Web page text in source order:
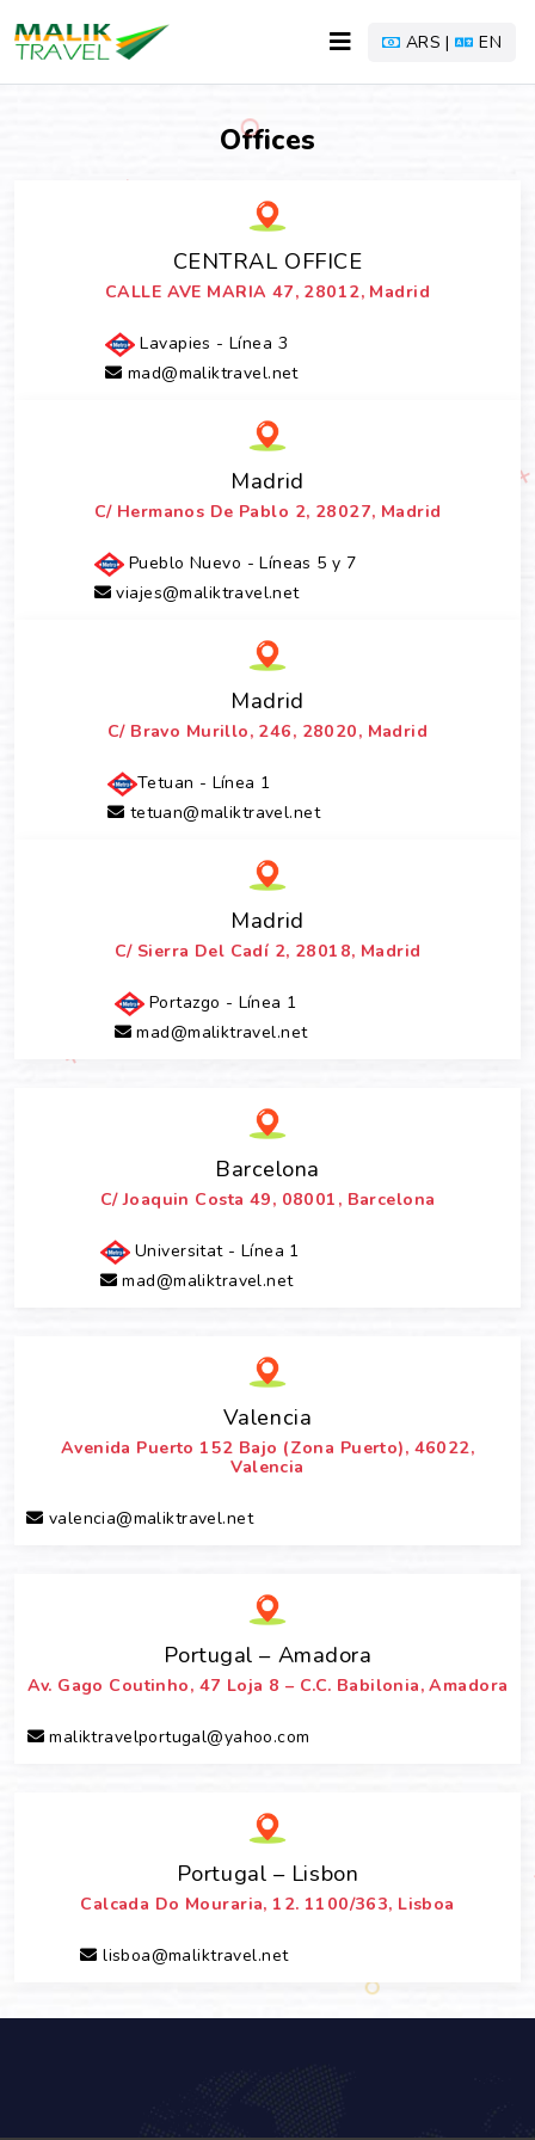
ARS | EN
Offices
CENTRAL OFFICE
CALLE AVE MARIA 47, 28012, Madrid
Lavapies - Línea 3
mad@maliktravel.net
Madrid
C/ Hermanos De Pablo 2, 28027, Madrid
Pueblo Nuevo - Líneas 5 y 7
viajes@maliktravel.net
Madrid
C/ Bravo Murillo, 246, 28020, Madrid
Tetuan - Línea 1
tetuan@maliktravel.net
Madrid
C/ Sierra Del Cadí 2, 28018, Madrid
Portazgo - Línea 1
mad@maliktravel.net
Barcelona
C/ Joaquin Costa 49, 08001, Barcelona
Universitat - Línea 1
mad@maliktravel.net
Valencia
Avenida Puerto 152 Bajo (Zona Puerto), 46022,
Valencia
valencia@maliktravel.net
Portugal – Amadora
Av. Gago Coutinho, 47 Loja 8 – C.C. Babilonia, Amadora
maliktravelportugal@yahoo.com
Portugal – Lisbon
Calcada Do Mouraria, 12. 1100/363, Lisboa
lisboa@maliktravel.net